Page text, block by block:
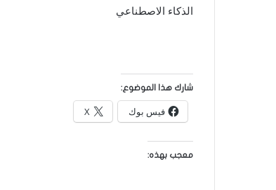
الذكاء الاصطناعي
شارك هذا الموضوع:
فيس بوك X
معجب بهذه: